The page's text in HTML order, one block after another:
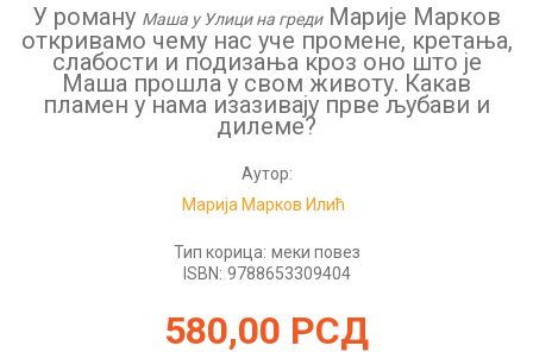
У роману Маша у Улици на гредиМарије Марков
откривамо чему нас уче промене, кретања,
слабости и подизања кроз оно што је
Маша прошла у свом животу. Какав
пламен у нама изазивају прве љубави и
дилеме?
Аутор:
Марија Марков Илић
Тип корица: меки повез
ISBN: 9788653309404
580,00 РСД